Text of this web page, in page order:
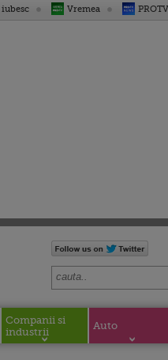
Vremea
Companii si
industrii
Auto